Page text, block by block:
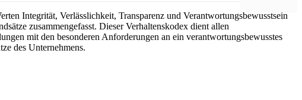
Integrität, Verlässlichkeit, Transparenz und Verantwortungsbewusstsein
zusammengefasst. Dieser Verhaltenskodex dient allen
mit den besonderen Anforderungen an ein verantwortungsbewusstes
des Unternehmens.